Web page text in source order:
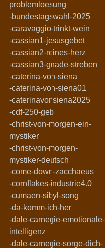
problemloesung
-bundestagswahl-2025
-caravaggio-trinkt-wein
-cassian1-jesusgebet
-cassian2-reines-herz
-cassian3-gnade-streben
-caterina-von-siena
-caterina-von-siena01
-caterinavonsiena2025
-cdf-250-geb
-christ-von-morgen-ein-
mystiker
-christ-von-morgen-
mystiker-deutsch
-come-down-zacchaeus
-cornflakes-industrie4.0
-cumaen-sibyl-song
-da-komm-ich-her
-dale-carnegie-emotionale-
intelligenz
-dale-carnegie-sorge-dich-